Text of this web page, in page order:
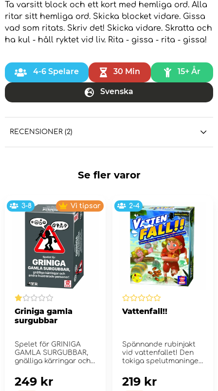
Ta varsitt block och ett kort med hemliga ord. Alla
ritar sitt hemliga ord. Skicka blocket vidare. Gissa
vad som ritats. Skriv det! Skicka vidare. Skratta och
ha kul - håll ryktet vid liv. Rita - gissa - rita - gissa!
4-6 Spelare 30 Min 15+ År
Svenska
RECENSIONER (2)
Se fler varor
3-8 Vi tipsar
Griniga gamla
surgubbar
Spelet för GRINIGA
GAMLA SURGUBBAR,
gnälliga kärringar och
249 kr
2-4
Vattenfall!!
Spännande rubinjakt
vid vattenfallet! Den
tokiga spelutmaningen
219 kr